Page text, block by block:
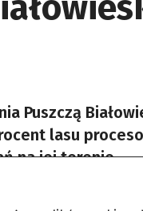
Puszczą
lasu
na jej terenie.